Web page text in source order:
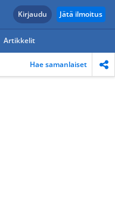
Kirjaudu Jätä ilmoitus
Artikkelit
Hae samanlaiset